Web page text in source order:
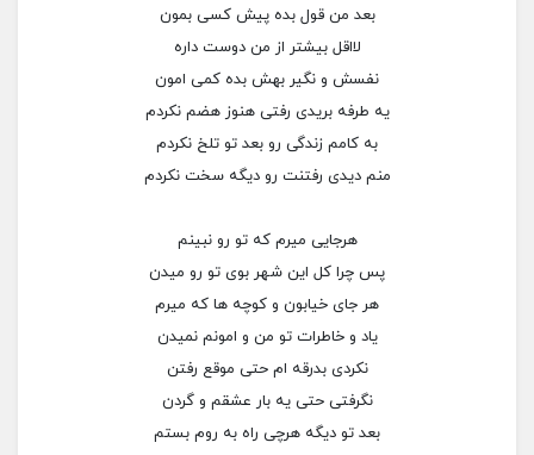
بعد من قول بده پیش کسی بمون
لااقل بیشتر از من دوست داره
نفسش و نگیر بهش بده کمی امون
یه طرفه بریدی رفتی هنوز هضم نکردم
به کامم زندگی رو بعد تو تلخ نکردم
منم دیدی رفتنت رو دیگه سخت نکردم
هرجایی میرم که تو رو نبینم
پس چرا کل این شهر بوی تو رو میدن
هر جای خیابون و کوچه ها که میرم
یاد و خاطرات تو من و امونم نمیدن
نکردی بدرقه ام حتی موقع رفتن
نگرفتی حتی یه بار عشقم و گردن
بعد تو دیگه هرچی راه به روم بستم